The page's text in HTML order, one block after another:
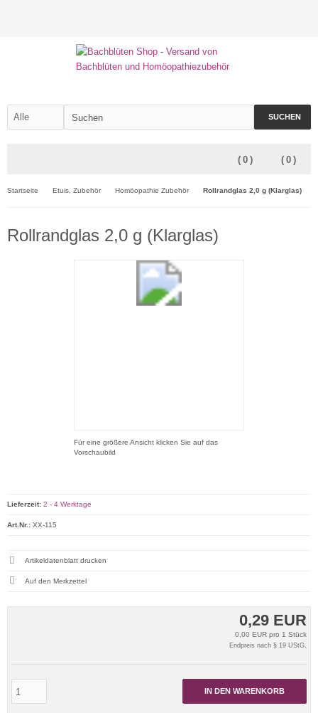
SUCHEN
( 0 )
( 0 )
Startseite Etuis, Zubehör Homöopathie Zubehör Rollrandglas 2,0 g (Klarglas)
Rollrandglas 2,0 g (Klarglas)
Für eine größere Ansicht klicken Sie auf das
Vorschaubild
0,29 EUR
0,00 EUR pro 1 Stück
Endpreis nach § 19 UStG.
IN DEN WARENKORB
Lieferzeit: 2 - 4 Werktage
Art.Nr.: XX-115
Artikeldatenblatt drucken